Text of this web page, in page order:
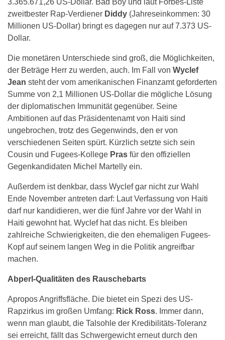
3.365.671,26 US-Dollar. Bad Boy und laut Forbes-Liste
zweitbester Rap-Verdiener Diddy (Jahreseinkommen: 30
Millionen US-Dollar) bringt es dagegen nur auf 7.373 US-
Dollar.
Die monetären Unterschiede sind groß, die Möglichkeiten,
der Beträge Herr zu werden, auch. Im Fall von Wyclef
Jean steht der vom amerikanischen Finanzamt geforderten
Summe von 2,1 Millionen US-Dollar die mögliche Lösung
der diplomatischen Immunität gegenüber. Seine
Ambitionen auf das Präsidentenamt von Haiti sind
ungebrochen, trotz des Gegenwinds, den er von
verschiedenen Seiten spürt. Kürzlich setzte sich sein
Cousin und Fugees-Kollege Pras für den offiziellen
Gegenkandidaten Michel Martelly ein.
Außerdem ist denkbar, dass Wyclef gar nicht zur Wahl
Ende November antreten darf: Laut Verfassung von Haiti
darf nur kandidieren, wer die fünf Jahre vor der Wahl in
Haiti gewohnt hat. Wyclef hat das nicht. Es bleiben
zahlreiche Schwierigkeiten, die den ehemaligen Fugees-
Kopf auf seinem langen Weg in die Politik angreifbar
machen.
Abperl-Qualitäten des Rauschebarts
Apropos Angriffsfläche. Die bietet ein Spezi des US-
Rapzirkus im großen Umfang: Rick Ross. Immer dann,
wenn man glaubt, die Talsohle der Kredibilitäts-Toleranz
sei erreicht, fällt das Schwergewicht erneut durch den